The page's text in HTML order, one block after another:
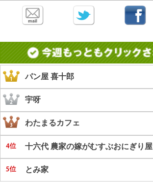
パン屋 喜十郎
宇呀
わたまるカフェ
十六代 農家の嫁がむすぶおにぎり屋
とみ家